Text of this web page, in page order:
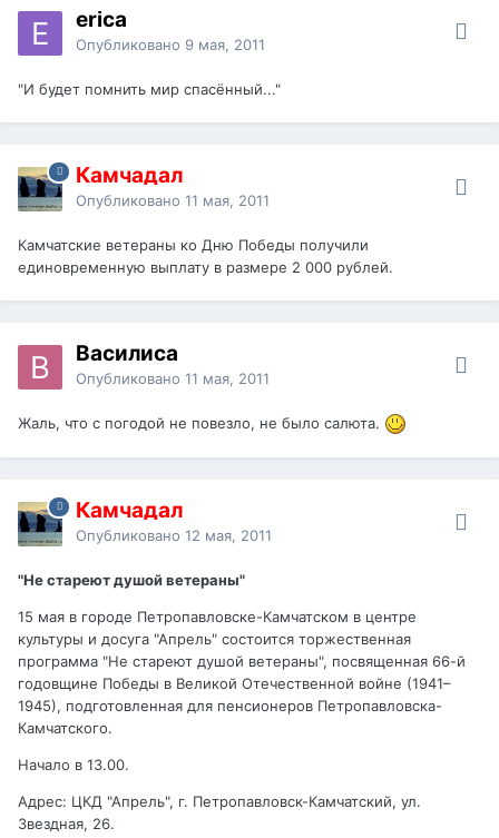
erica
Опубликовано 9 мая, 2011
"И будет помнить мир спасённый..."
Камчадал
Опубликовано 11 мая, 2011
Камчатские ветераны ко Дню Победы получили
единовременную выплату в размере 2 000 рублей.
Василиса
Опубликовано 11 мая, 2011
Жаль, что с погодой не повезло, не было салюта.
Камчадал
Опубликовано 12 мая, 2011
"Не стареют душой ветераны"
15 мая в городе Петропавловске-Камчатском в центре
культуры и досуга "Апрель" состоится торжественная
программа "Не стареют душой ветераны", посвященная 66-й
годовщине Победы в Великой Отечественной войне (1941–
1945), подготовленная для пенсионеров Петропавловска-
Камчатского.
Начало в 13.00.
Адрес: ЦКД "Апрель", г. Петропавловск-Камчатский, ул.
Звездная, 26.